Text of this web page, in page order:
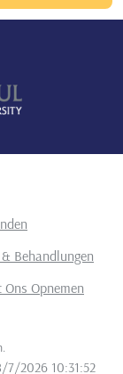
Behandlungen
Opnemen
7/2026 10:31:52